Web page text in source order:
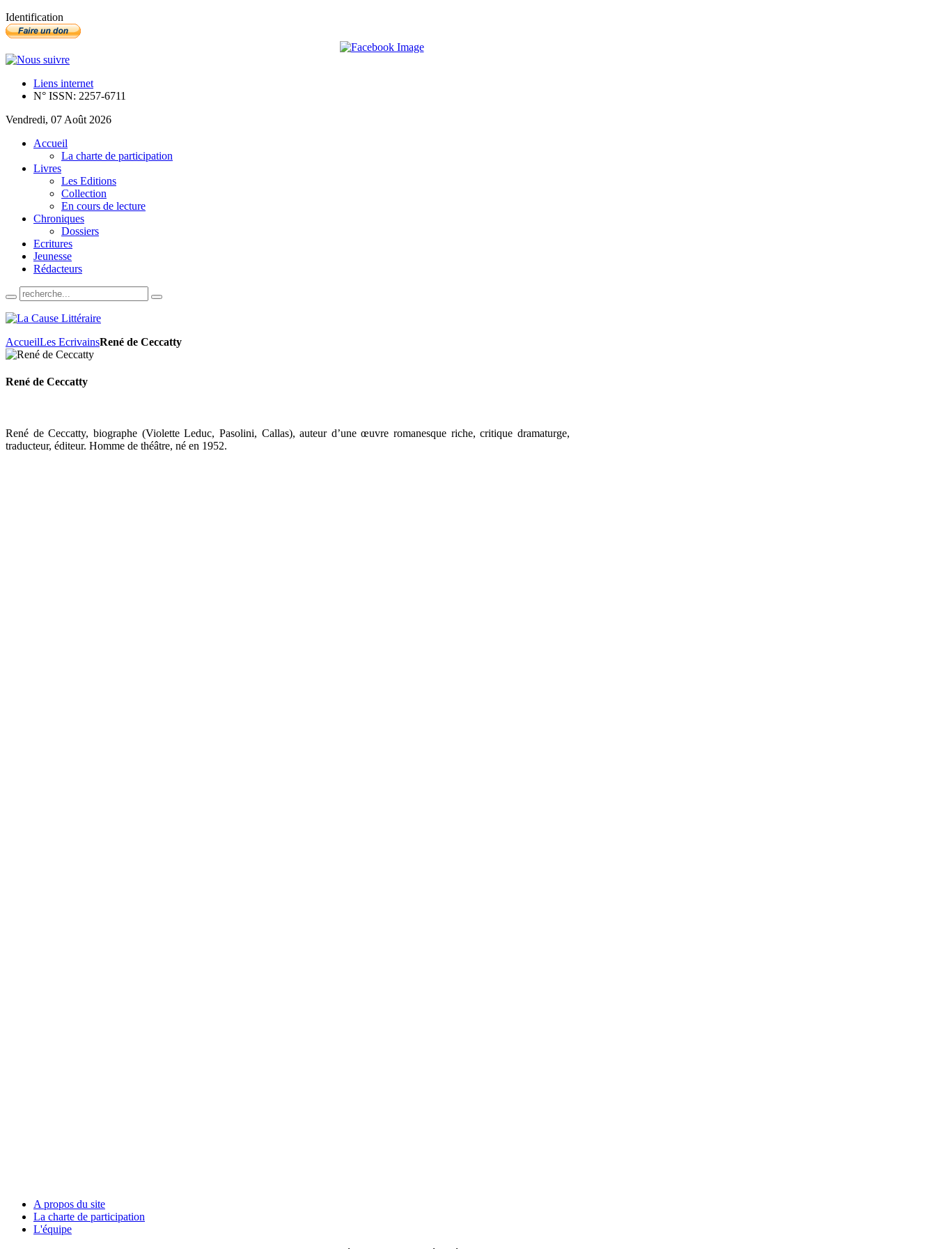
Identification
Liens internet
N° ISSN: 2257-6711
Vendredi, 07 Août 2026
Accueil
La charte de participation
Livres
Les Editions
Collection
En cours de lecture
Chroniques
Dossiers
Ecritures
Jeunesse
Rédacteurs
AccueilLes EcrivainsRené de Ceccatty
René de Ceccatty
René de Ceccatty, biographe (Violette Leduc, Pasolini, Callas), auteur d’une œuvre romanesque riche, critique dramaturge,
traducteur, éditeur. Homme de théâtre, né en 1952.
A propos du site
La charte de participation
L'équipe